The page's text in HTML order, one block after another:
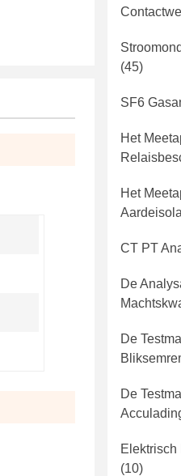
(45)
SF6
Het
Het
CT PT
De
De
De
(10)